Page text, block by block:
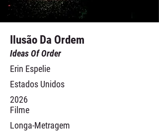
Ilusão Da Ordem
Ideas Of Order
Erin Espelie
Estados Unidos
2026
Filme
Longa-Metragem